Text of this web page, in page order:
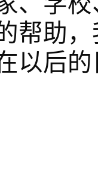
帮助
以后